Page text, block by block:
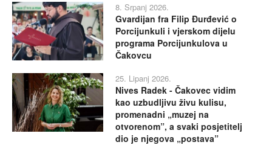
8. Srpanj 2026.
Gvardijan fra Filip Đurđević o
Porcijunkuli i vjerskom dijelu
programa Porcijunkulova u
Čakovcu
25. Lipanj 2026.
Nives Radek - Čakovec vidim
kao uzbudljivu živu kulisu,
promenadni „muzej na
otvorenom”, a svaki posjetitelj
dio je njegova „postava”